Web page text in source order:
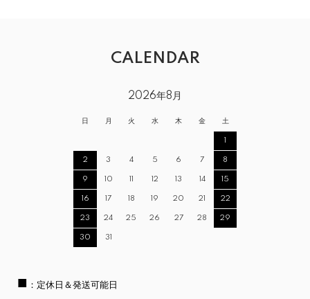
CALENDAR
2026年8月
日 月 火 水 木 金 土
1
2 3 4 5 6 7 8
9 10 11 12 13 14 15
16 17 18 19 20 21 22
23 24 25 26 27 28 29
30 31
■ ：定休日＆発送可能日